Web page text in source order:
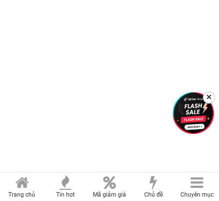
Trang chủ Tin hot Mã giảm giá Chủ đề Chuyên mục
✕